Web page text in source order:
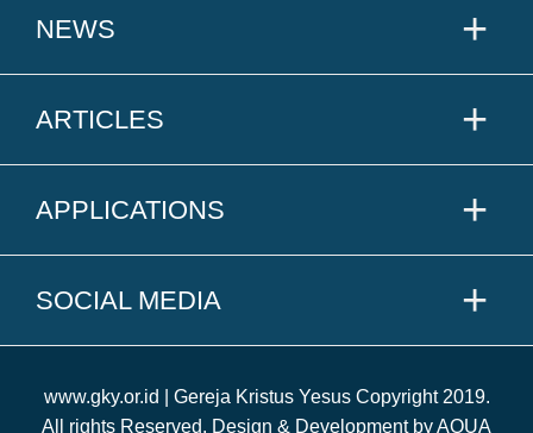
NEWS
ARTICLES
APPLICATIONS
SOCIAL MEDIA
www.gky.or.id | Gereja Kristus Yesus Copyright 2019.
All rights Reserved. Design & Development by AQUA